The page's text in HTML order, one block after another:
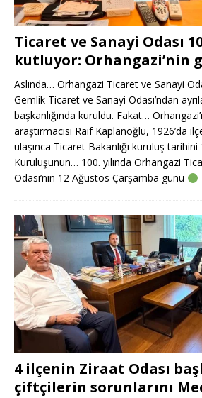
Ticaret ve Sanayi Odası
kutluyor: Orhangazi’nin
Aslında… Orhangazi Ticaret ve Sanayi
Gemlik Ticaret ve Sanayi Odası’ndan
başkanlığında kuruldu. Fakat…
araştırmacısı Raif Kaplanoğlu, 1926’da
ulaşınca Ticaret Bakanlığı kuruluş
Kuruluşunun… 100. yılında Orhangazi
Odası’nın 12 Ağustos Çarşamba günü
4 ilçenin Ziraat Odası
çiftçilerin sorunlarını